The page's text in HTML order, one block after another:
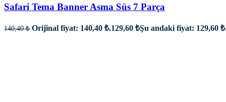
Safari Tema Banner Asma Süs 7 Parça
140,40₺ Orijinal fiyat: 140,40 ₺.129,60 ₺Şu andaki fiyat: 129,60